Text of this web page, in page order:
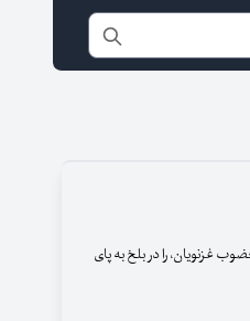
وزیر مغضوب غزنویان، را در بلخ به پای